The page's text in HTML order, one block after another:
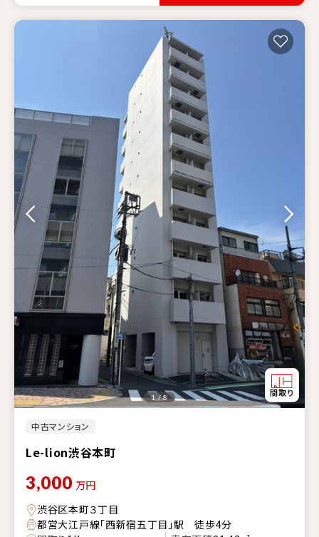
中古マンション
Le-lion渋谷本町
1 / 8
3,000 万円
渋谷区本町３丁目
都営大江戸線「西新宿五丁目」駅 徒歩4分